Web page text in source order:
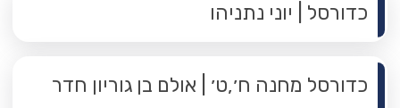
כדורסל | יוני נתניהו
כדורסל מחנה ח׳,ט׳ | אולם בן גוריון חדר